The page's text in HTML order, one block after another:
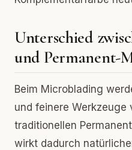
Unterschied
und Permanent-
Beim Microblading
und feinere Werkzeuge
traditionellen
wirkt dadurch